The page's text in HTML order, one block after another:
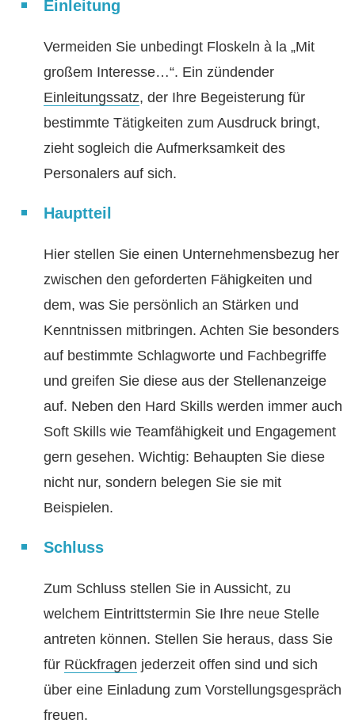
Einleitung
Vermeiden Sie unbedingt Floskeln à la „Mit
großem Interesse…“. Ein zündender
Einleitungssatz, der Ihre Begeisterung für
bestimmte Tätigkeiten zum Ausdruck bringt,
zieht sogleich die Aufmerksamkeit des
Personalers auf sich.
Hauptteil
Hier stellen Sie einen Unternehmensbezug her
zwischen den geforderten Fähigkeiten und
dem, was Sie persönlich an Stärken und
Kenntnissen mitbringen. Achten Sie besonders
auf bestimmte Schlagworte und Fachbegriffe
und greifen Sie diese aus der Stellenanzeige
auf. Neben den Hard Skills werden immer auch
Soft Skills wie Teamfähigkeit und Engagement
gern gesehen. Wichtig: Behaupten Sie diese
nicht nur, sondern belegen Sie sie mit
Beispielen.
Schluss
Zum Schluss stellen Sie in Aussicht, zu
welchem Eintrittstermin Sie Ihre neue Stelle
antreten können. Stellen Sie heraus, dass Sie
für Rückfragen jederzeit offen sind und sich
über eine Einladung zum Vorstellungsgespräch
freuen.